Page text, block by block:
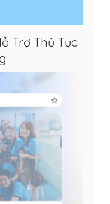
Trợ Thủ Tục